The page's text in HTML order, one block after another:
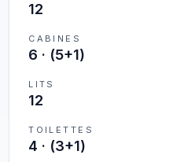
12
CABINES
6 · (5+1)
LITS
12
TOILETTES
4 · (3+1)